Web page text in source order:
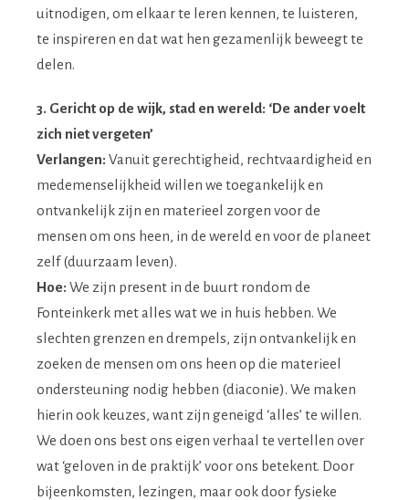
uitnodigen, om elkaar te leren kennen, te luisteren,
te inspireren en dat wat hen gezamenlijk beweegt te
delen.
3. Gericht op de wijk, stad en wereld: ‘De ander voelt
zich niet vergeten’
Verlangen: Vanuit gerechtigheid, rechtvaardigheid en
medemenselijkheid willen we toegankelijk en
ontvankelijk zijn en materieel zorgen voor de
mensen om ons heen, in de wereld en voor de planeet
zelf (duurzaam leven).
Hoe: We zijn present in de buurt rondom de
Fonteinkerk met alles wat we in huis hebben. We
slechten grenzen en drempels, zijn ontvankelijk en
zoeken de mensen om ons heen op die materieel
ondersteuning nodig hebben (diaconie). We maken
hierin ook keuzes, want zijn geneigd ‘alles’ te willen.
We doen ons best ons eigen verhaal te vertellen over
wat ‘geloven in de praktijk’ voor ons betekent. Door
bijeenkomsten, lezingen, maar ook door fysieke